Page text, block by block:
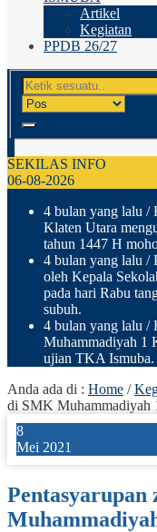
Artikel
Kegiatan
PPDB 26/27
SEKILAS INFO
06-08-2026
4 bulan yang lalu /
Klaten Utara
tahun 1447 H
4 bulan yang lalu /
oleh Kepala
pada hari Rabu
subuh.
4 bulan yang lalu /
Muhammadiyah 1
ujian TKA Ismuba.
Anda ada di : Home /
di SMK Muhammadiyah
8
Mei 2021